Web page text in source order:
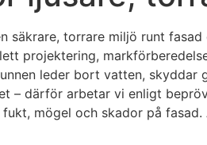
torrare miljö runt
projektering,
leder bort vatten, skyddar
– därför arbetar vi enligt
mögel och skador på